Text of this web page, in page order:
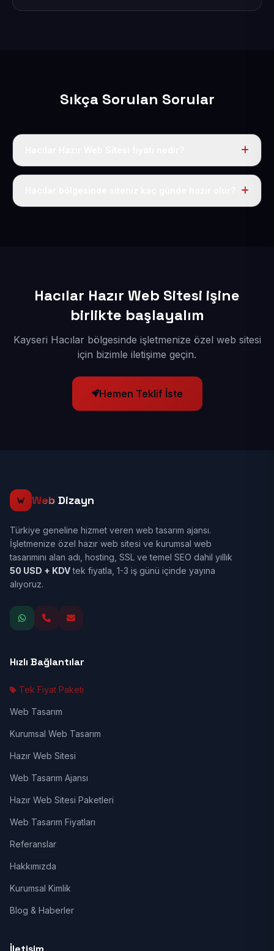
Sıkça Sorulan Sorular
Tek fiyat uygulanır: yıllık 50 USD + KDV. Bu bedele alan
Hacılar Hazır Web Sitesi işine
birlikte başlayalım
Kayseri Hacılar bölgesinde işletmenize özel web sitesi
için bizimle iletişime geçin.
Hemen Teklif İste
Web Dizayn
Türkiye geneline hizmet veren web tasarım ajansı.
İşletmenize özel hazır web sitesi ve kurumsal web
tasarımını alan adı, hosting, SSL ve temel SEO dahil yıllık
50 USD + KDVtek fiyatla, 1-3 iş günü içinde yayına
alıyoruz.
Hızlı Bağlantılar
Tek Fiyat Paketi
Web Tasarım
Kurumsal Web Tasarım
Hazır Web Sitesi
Web Tasarım Ajansı
Hazır Web Sitesi Paketleri
Web Tasarım Fiyatları
Referanslar
Hakkımızda
Kurumsal Kimlik
Blog & Haberler